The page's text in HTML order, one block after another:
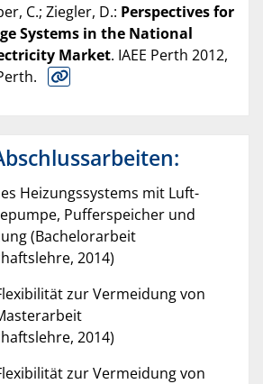
C.; Ziegler, D.: Perspectives for
Systems in the National
Market. IAEE Perth 2012,
Heizungssystems mit Luft-
Pufferspeicher und
(Bachelorarbeit
2014)
zur Vermeidung von
2014)
zur Vermeidung von